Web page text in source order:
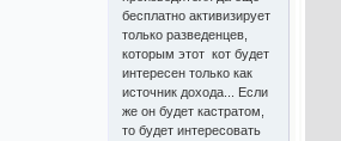
бесплатно активизирует
только разведенцев,
которым этот кот будет
интересен только как
источник дохода... Если
же он будет кастратом,
то будет интересовать